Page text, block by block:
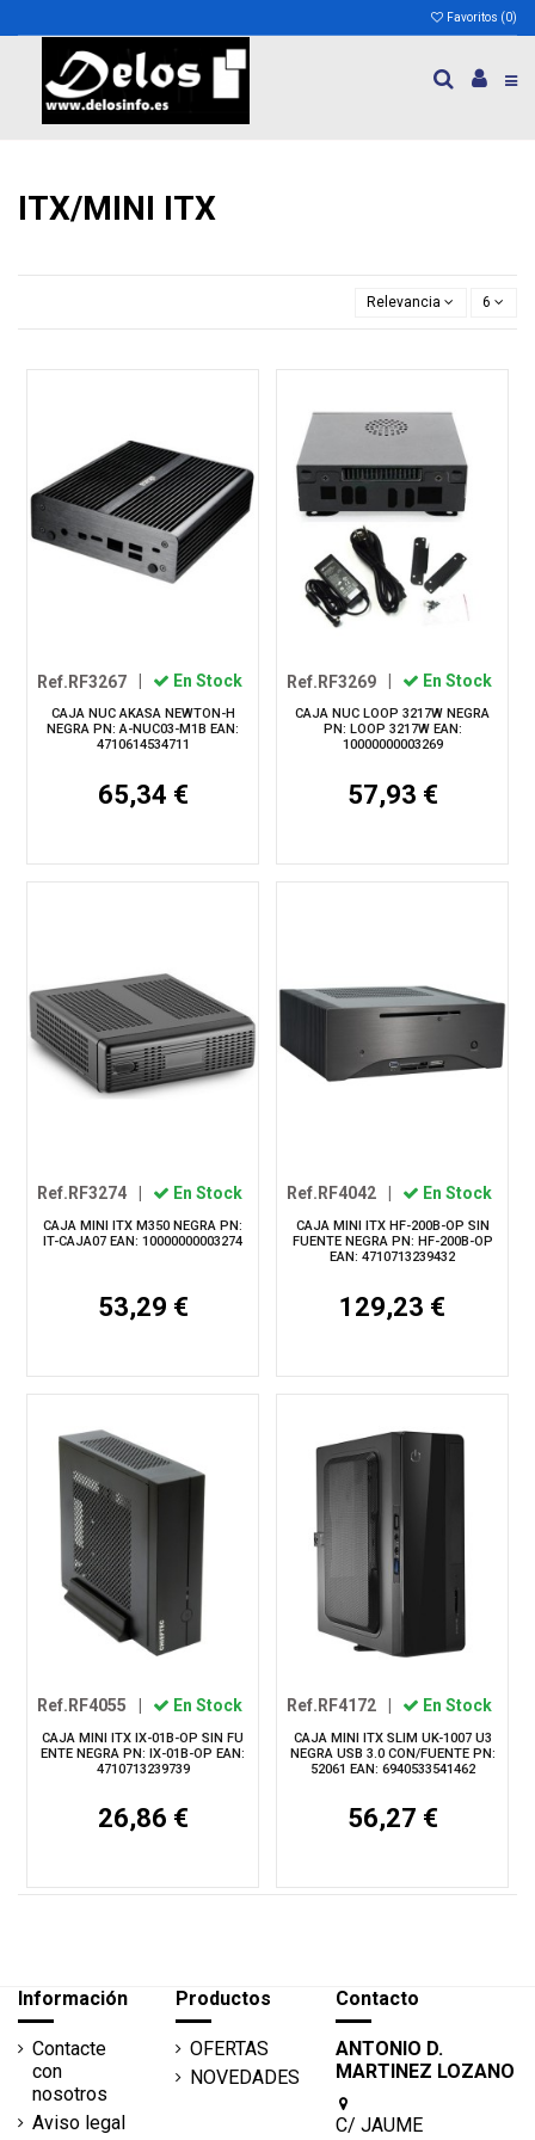
Favoritos (0)
ITX/MINI ITX
Relevancia 6
Ref.RF3267 En Stock
CAJA NUC AKASA NEWTON-H
NEGRA PN: A-NUC03-M1B EAN:
4710614534711
65,34 €
Ref.RF3269 En Stock
CAJA NUC LOOP 3217W NEGRA
PN: LOOP 3217W EAN:
10000000003269
57,93 €
Ref.RF3274 En Stock
CAJA MINI ITX M350 NEGRA PN:
IT-CAJA07 EAN: 10000000003274
53,29 €
Ref.RF4042 En Stock
CAJA MINI ITX HF-200B-OP SIN
FUENTE NEGRA PN: HF-200B-OP
EAN: 4710713239432
129,23 €
Ref.RF4055 | En Stock
CAJA MINI ITX IX-01B-OP SIN FU
ENTE NEGRA PN: IX-01B-OP EAN:
4710713239739
26,86 €
Ref.RF4172 | En Stock
CAJA MINI ITX SLIM UK-1007 U3
NEGRA USB 3.0 CON/FUENTE PN:
52061 EAN: 6940533541462
56,27 €
Información
Contacte
con
nosotros
Aviso legal
Productos
OFERTAS
NOVEDADES
Contacto
ANTONIO D.
MARTINEZ LOZANO
C/ JAUME